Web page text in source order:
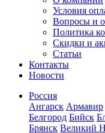
Условия
Вопросы и
Политика
Скидки и
Статьи
Контакты
Новости
Россия
Ангарск Армавир
Белгород Бийск
Брянск Великий